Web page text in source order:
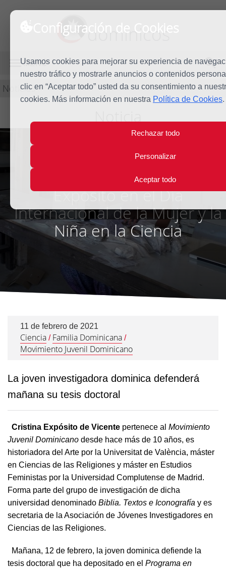
Configuración de Cookies
Usamos cookies para mejorar su experiencia de
nuestro tráfico y mostrarle anuncios o contenidos
clic en “Aceptar todo” usted da su consentimiento a
cookies. Más información en nuestra Política de Cookies.
Rechazar todo
Personalizar
Aceptar todo
dominicos
MENÚ
Noticias
Noticia
Entrevistamos a Cristina
Expósito en el Día
Internacional de la Mujer y la
Niña en la Ciencia
11 de febrero de 2021
Ciencia / Familia Dominicana /
Movimiento Juvenil Dominicano
La joven investigadora dominica defenderá
mañana su tesis doctoral
Cristina Expósito de Vicente pertenece al Movimiento
Juvenil Dominicano desde hace más de 10 años, es
historiadora del Arte por la Universitat de València, máster
en Ciencias de las Religiones y máster en Estudios
Feministas por la Universidad Complutense de Madrid.
Forma parte del grupo de investigación de dicha
universidad denominado Biblia. Textos e Iconografía y es
secretaria de la Asociación de Jóvenes Investigadores en
Ciencias de las Religiones.
Mañana, 12 de febrero, la joven dominica defiende la
tesis doctoral que ha depositado en el Programa en